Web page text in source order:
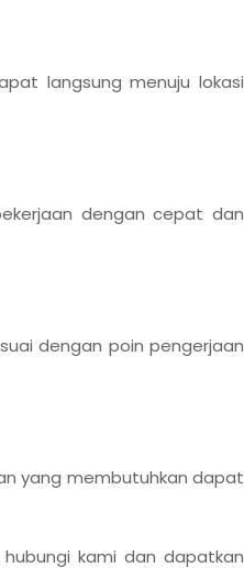
langsung menuju lokasi
dengan cepat dan
dengan poin pengerjaan
yang membutuhkan dapat
kami dan dapatkan